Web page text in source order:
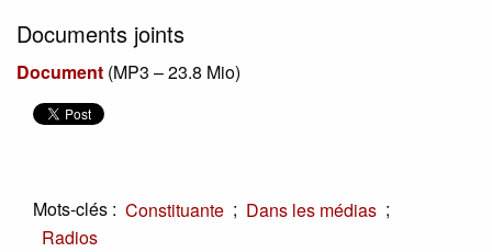
Documents joints
Document (MP3 – 23.8 Mio)
Mots-clés : Constituante ; Dans les médias ;
Radios